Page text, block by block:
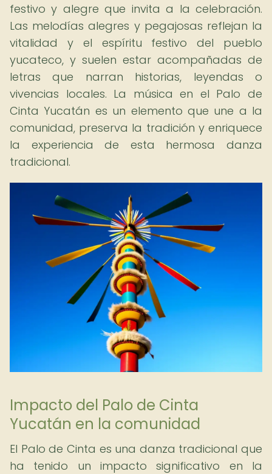
festivo y alegre que invita a la celebración.
Las melodías alegres y pegajosas reflejan la
vitalidad y el espíritu festivo del pueblo
yucateco, y suelen estar acompañadas de
letras que narran historias, leyendas o
vivencias locales. La música en el Palo de
Cinta Yucatán es un elemento que une a la
comunidad, preserva la tradición y enriquece
la experiencia de esta hermosa danza
tradicional.
Impacto del Palo de Cinta
Yucatán en la comunidad
El Palo de Cinta es una danza tradicional que
ha tenido un impacto significativo en la